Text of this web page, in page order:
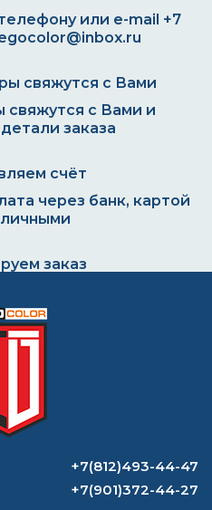
или e-mail +7
с Вами и
заказа
через банк, картой
ОТВЕТ
+7(812)493-44-47
+7(901)372-44-27